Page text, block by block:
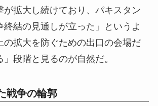
が拡大し続けており、パキスタン
終結の見通しが立った」というよ
の拡大を防ぐための出口の会場だ
段階と見るのが自然だ。
戦争の輪郭